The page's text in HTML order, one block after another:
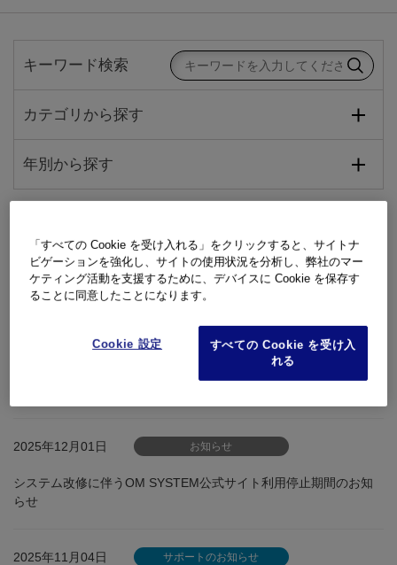
キーワード検索
カテゴリから探す
年別から探す
2025年12月18日 OM SYSTEM STORE
OM SYSTEM STORE 年末年始休業のご案内
2025年12月03日
2025年12月01日 お知らせ
システム改修に伴うOM SYSTEM公式サイト利用停止期間のお知
らせ
2025年11月04日 サポートのお知らせ
「すべての Cookie を受け入れる」をクリックすると、サイトナ
ビゲーションを強化し、サイトの使用状況を分析し、弊社のマー
ケティング活動を支援するために、デバイスに Cookie を保存す
ることに同意したことになります。
Cookie 設定
すべての Cookie を受け入
れる